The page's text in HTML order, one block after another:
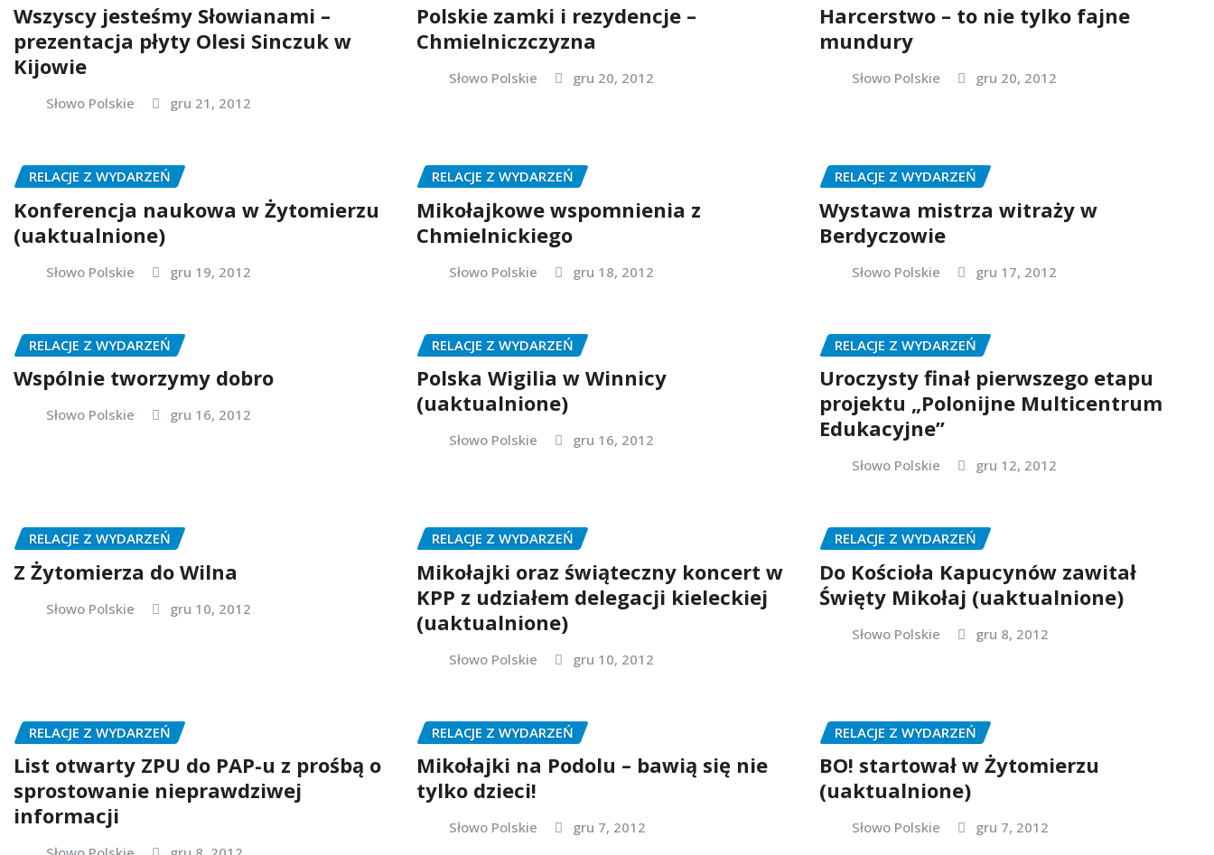
Wszyscy jesteśmy Słowianami –
prezentacja płyty Olesi Sinczuk w
Kijowie
Słowo Polskie gru 21, 2012
Polskie zamki i rezydencje –
Chmielniczczyzna
Słowo Polskie gru 20, 2012
Harcerstwo – to nie tylko fajne
mundury
Słowo Polskie gru 20, 2012
RELACJE Z WYDARZEŃ
Konferencja naukowa w Żytomierzu
(uaktualnione)
Słowo Polskie gru 19, 2012
RELACJE Z WYDARZEŃ
Mikołajkowe wspomnienia z
Chmielnickiego
Słowo Polskie gru 18, 2012
RELACJE Z WYDARZEŃ
Wystawa mistrza witraży w
Berdyczowie
Słowo Polskie gru 17, 2012
RELACJE Z WYDARZEŃ
Wspólnie tworzymy dobro
Słowo Polskie gru 16, 2012
RELACJE Z WYDARZEŃ
Polska Wigilia w Winnicy
(uaktualnione)
Słowo Polskie gru 16, 2012
RELACJE Z WYDARZEŃ
Uroczysty finał pierwszego etapu
projektu „Polonijne Multicentrum
Edukacyjne”
Słowo Polskie gru 12, 2012
RELACJE Z WYDARZEŃ
Z Żytomierza do Wilna
Słowo Polskie gru 10, 2012
RELACJE Z WYDARZEŃ
Mikołajki oraz świąteczny koncert w
KPP z udziałem delegacji kieleckiej
(uaktualnione)
Słowo Polskie gru 10, 2012
RELACJE Z WYDARZEŃ
Do Kościoła Kapucynów zawitał
Święty Mikołaj (uaktualnione)
Słowo Polskie gru 8, 2012
RELACJE Z WYDARZEŃ
List otwarty ZPU do PAP-u z prośbą o
sprostowanie nieprawdziwej
informacji
RELACJE Z WYDARZEŃ
Mikołajki na Podolu – bawią się nie
tylko dzieci!
Słowo Polskie gru 7, 2012
RELACJE Z WYDARZEŃ
BO! startował w Żytomierzu
(uaktualnione)
Słowo Polskie gru 7, 2012